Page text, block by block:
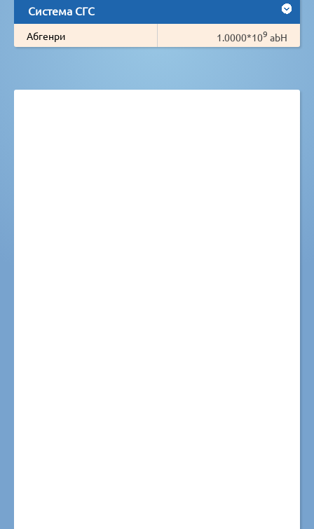
Система СГС
Абгенри 1.0000*109 abH